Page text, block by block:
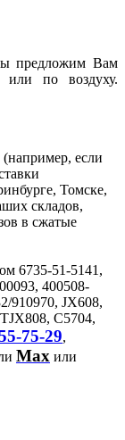
предложим Вам
или по воздуху.
если
Томске,
складов,
в сжатые
6735-51-5141,
400508-
910970, JX608,
C5704,
75-29,
Max или